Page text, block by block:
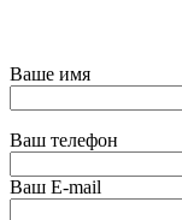
Ваше имя
Ваш телефон
Ваш E-mail